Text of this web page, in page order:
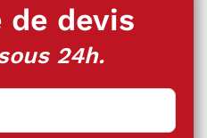
de devis
24h.